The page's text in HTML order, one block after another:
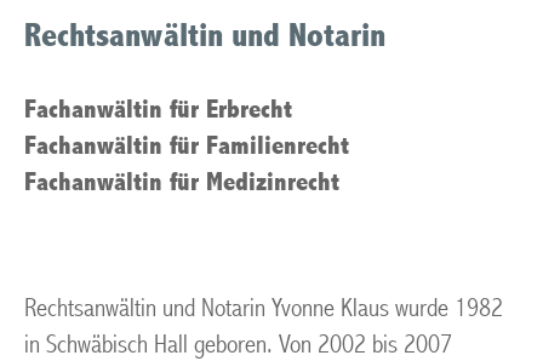
Rechtsanwältin und Notarin
Fachanwältin für Erbrecht
Fachanwältin für Familienrecht
Fachanwältin für Medizinrecht
Rechtsanwältin und Notarin Yvonne Klaus wurde 1982
in Schwäbisch Hall geboren. Von 2002 bis 2007